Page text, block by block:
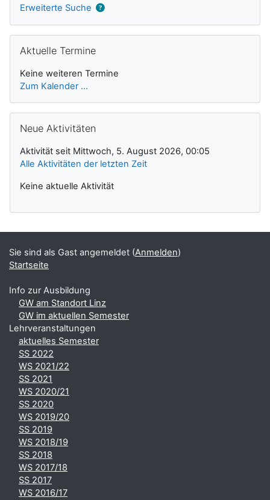
Erweiterte Suche
Aktuelle Termine
Keine weiteren Termine
Zum Kalender ...
Neue Aktivitäten
Aktivität seit Mittwoch, 5. August 2026, 00:05
Alle Aktivitäten der letzten Zeit
Keine aktuelle Aktivität
Sie sind als Gast angemeldet (Anmelden)
Startseite
Info zur Ausbildung
GW am Standort Linz
GW im aktuellen Semester
Lehrveranstaltungen
aktuelles Semester
SS 2022
WS 2021/22
SS 2021
WS 2020/21
SS 2020
WS 2019/20
SS 2019
WS 2018/19
SS 2018
WS 2017/18
SS 2017
WS 2016/17